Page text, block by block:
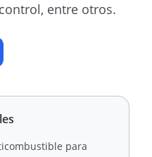
entre otros.
para